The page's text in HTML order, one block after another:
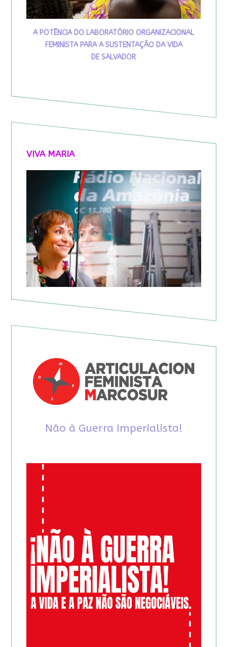
A POTÊNCIA DO LABORATÓRIO ORGANIZACIONAL
FEMINISTA PARA A SUSTENTAÇÃO DA VIDA
DE SALVADOR
VIVA MARIA
Não à Guerra Imperialista!